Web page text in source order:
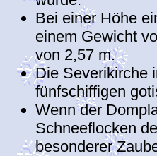
Bei einer Höhe
einem Gewicht
von 2,57 m.
Die Severikirche
fünfschiffigen
Wenn der
Schneeflocken
besonderer